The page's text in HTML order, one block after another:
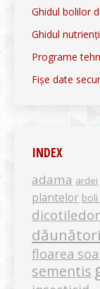
Ghidul bolilor
Ghidul
Programe
Fișe date
INDEX
adama ardei
plantelor
dăunători
floarea
sementis